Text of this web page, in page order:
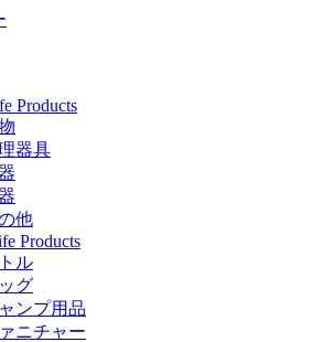
Products
器具
他
Products
ル
グ
ンプ用品
ニチャー